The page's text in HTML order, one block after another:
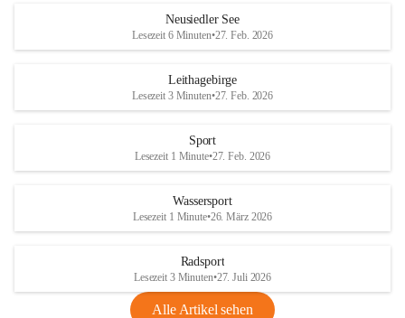
S
und den daraus folgenden wirtschaftlichen
Maßnahmen zur Bekämpfung
Rebe und der Amerikanischen
Anhang VBl. EU Nr. 18
1 Seite•1,4 MB
VBl. EU Nr. 18_2026
r
S
Neusiedler See
Lesezeit 6 Minuten•27. Feb. 2026
Leithagebirge
Lesezeit 3 Minuten•27. Feb. 2026
Sport
Lesezeit 1 Minute•27. Feb. 2026
Wassersport
Lesezeit 1 Minute•26. März 2026
Radsport
Lesezeit 3 Minuten•27. Juli 2026
Alle Artikel sehen